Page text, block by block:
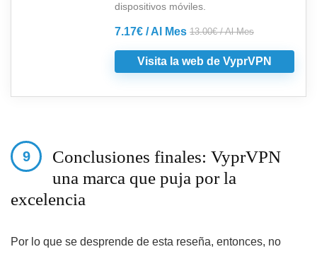
dispositivos móviles.
7.17€ / Al Mes 13.00€ / Al Mes
Visita la web de VyprVPN
Conclusiones finales: VyprVPN
una marca que puja por la
excelencia
Por lo que se desprende de esta reseña, entonces, no